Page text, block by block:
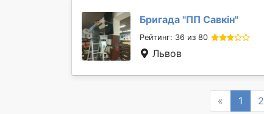
Бригада "ПП Савкін"
Рейтинг: 36 из 80
Львов
« Previous
1 2